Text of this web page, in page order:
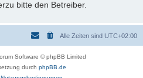
bitte den Betreiber.
Alle Zeiten sind UTC+02:00
Software © phpBB Limited
durch phpBB.de